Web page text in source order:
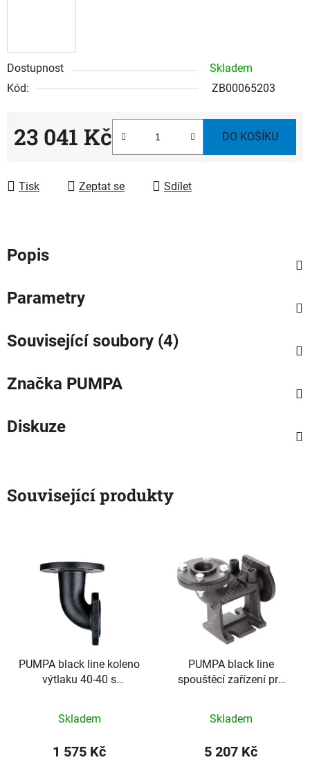
Dostupnost
Skladem
Kód:
ZB00065203
23 041 Kč DO KOŠÍKU
Tisk Zeptat se Sdílet
Popis
Parametry
Související soubory (4)
Značka PUMPA
Diskuze
Související produkty
PUMPA black line koleno
výtlaku 40-40 s
Skladem
1 575 Kč
PUMPA black line
spouštěcí zařízení pro
Skladem
5 207 Kč